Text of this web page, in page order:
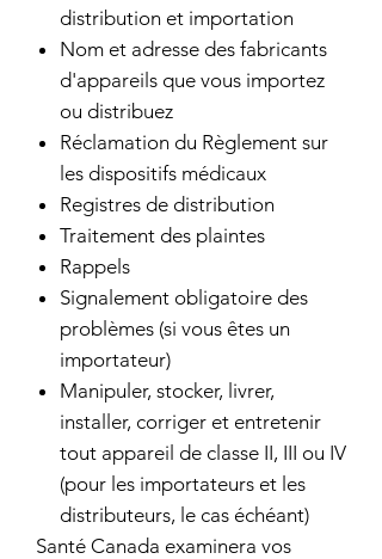
distribution et importation
Nom et adresse des fabricants
d'appareils que vous importez
ou distribuez
Réclamation du Règlement sur
les dispositifs médicaux
Registres de distribution
Traitement des plaintes
Rappels
Signalement obligatoire des
problèmes (si vous êtes un
importateur)
Manipuler, stocker, livrer,
installer, corriger et entretenir
tout appareil de classe II, III ou IV
(pour les importateurs et les
distributeurs, le cas échéant)
Santé Canada examinera vos